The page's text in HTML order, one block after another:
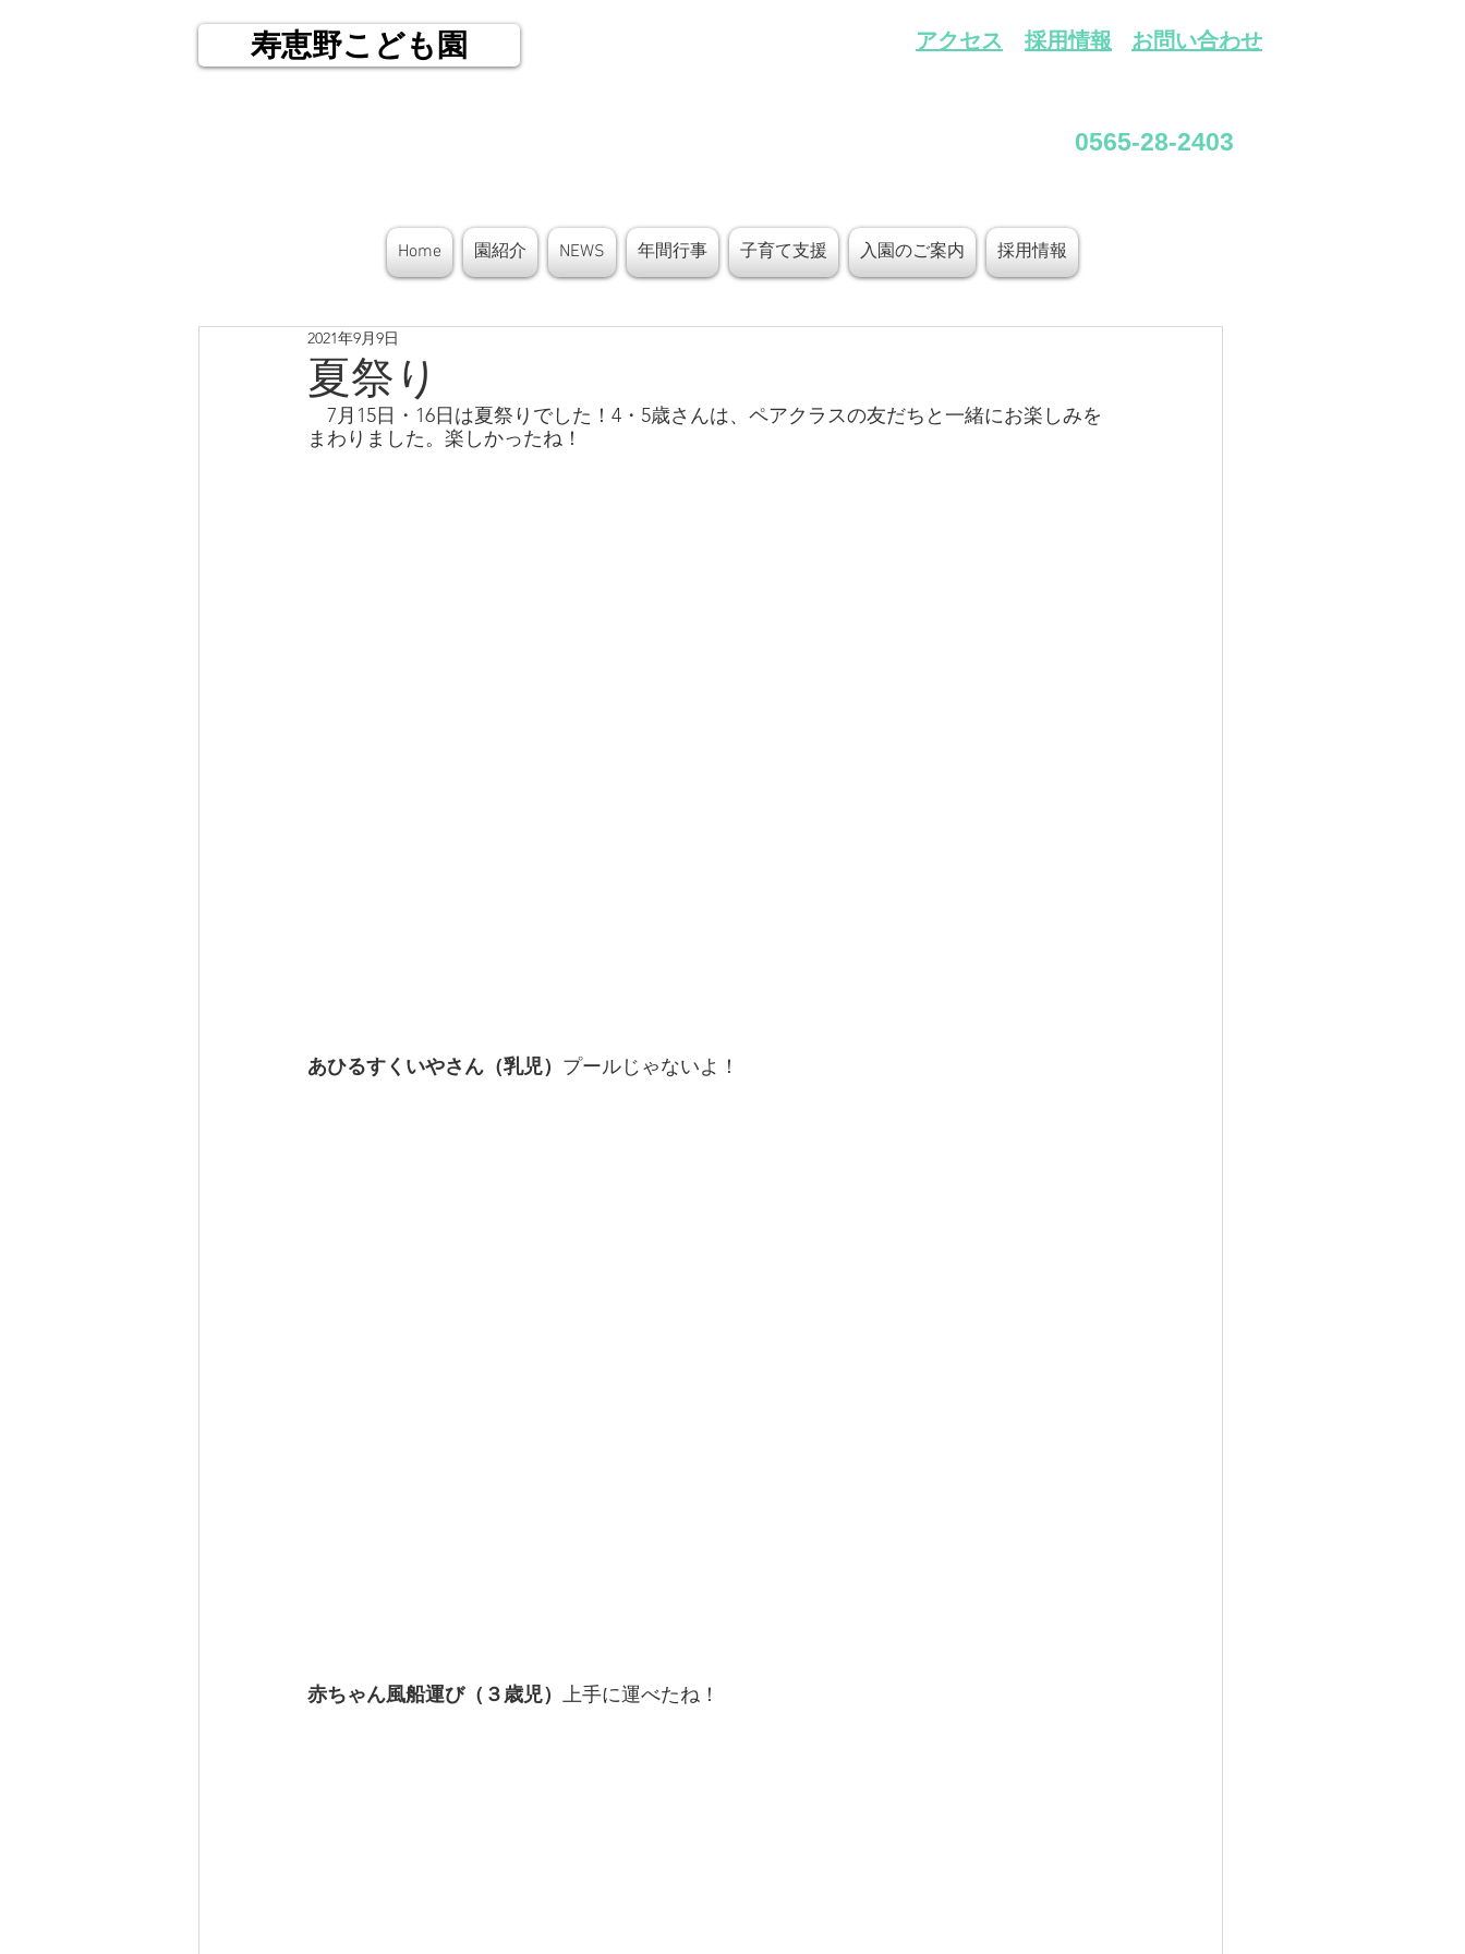
寿恵野こども園 アクセス 採用情報 ​お問い合わせ
0565-28-2403
Home 園紹介 NEWS 年間行事 子育て支援 入園のご案内 採用情報
夏祭り
2021年9月9日
7月15日・16日は夏祭りでした！4・5歳さんは、ペアクラスの友だちと一緒にお楽しみを
まわりました。楽しかったね！
あひるすくいやさん（乳児） プールじゃないよ！
赤ちゃん風船運び（３歳児） 上手に運べたね！